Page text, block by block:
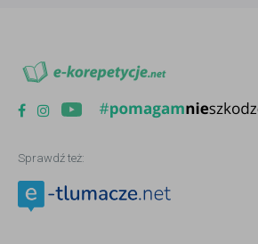
Sprawdź też: